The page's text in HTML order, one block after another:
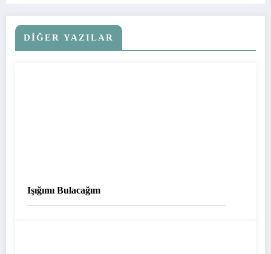
DİĞER YAZILAR
Işığımı Bulacağım